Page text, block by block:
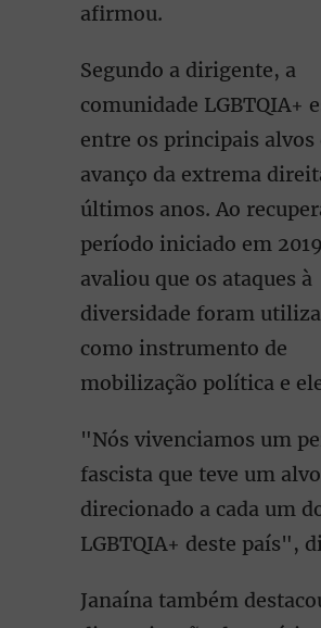
afirmou.
Segundo a dirigente, a
comunidade LGBTQIA+
entre os principais alvos
avanço da extrema
últimos anos. Ao
período iniciado em
avaliou que os ataques à
diversidade foram
como instrumento de
mobilização política e
"Nós vivenciamos um
fascista que teve um alvo
direcionado a cada um
LGBTQIA+ deste país",
Janaína também